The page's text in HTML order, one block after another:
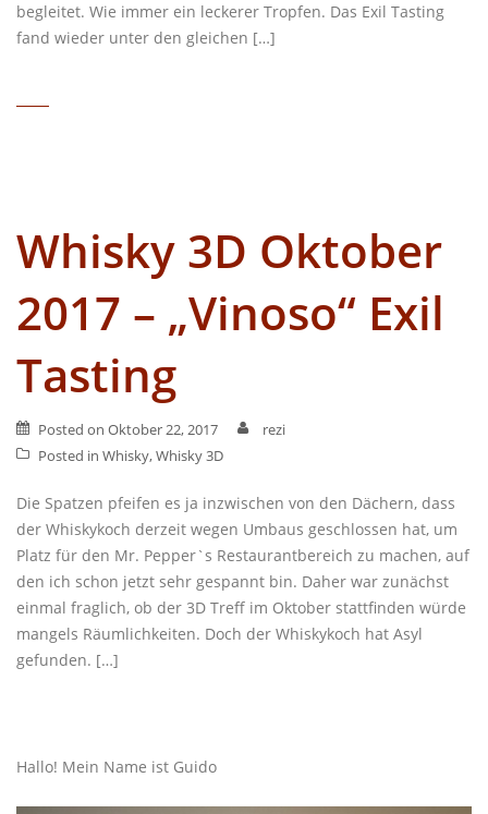
begleitet. Wie immer ein leckerer Tropfen. Das Exil Tasting
fand wieder unter den gleichen […]
Whisky 3D Oktober
2017 – „Vinoso“ Exil
Tasting
Posted on Oktober 22, 2017
rezi
Posted in Whisky,Whisky 3D
Die Spatzen pfeifen es ja inzwischen von den Dächern, dass
der Whiskykoch derzeit wegen Umbaus geschlossen hat, um
Platz für den Mr. Pepper`s Restaurantbereich zu machen, auf
den ich schon jetzt sehr gespannt bin. Daher war zunächst
einmal fraglich, ob der 3D Treff im Oktober stattfinden würde
mangels Räumlichkeiten. Doch der Whiskykoch hat Asyl
gefunden. […]
Beitragsnavigation
Hallo! Mein Name ist Guido